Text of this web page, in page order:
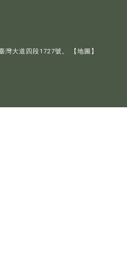
灣大道四段1727號。 【地圖】